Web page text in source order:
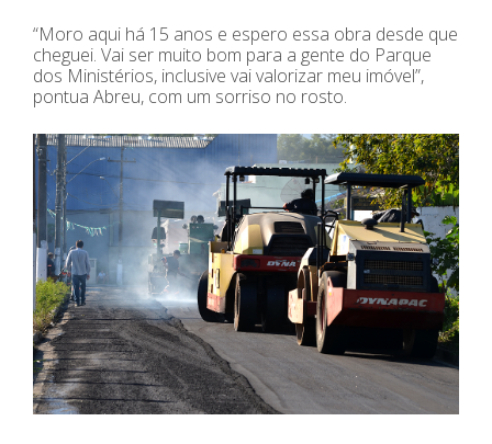
“Moro aqui há 15 anos e espero essa obra desde que
cheguei. Vai ser muito bom para a gente do Parque
dos Ministérios, inclusive vai valorizar meu imóvel”,
pontua Abreu, com um sorriso no rosto.